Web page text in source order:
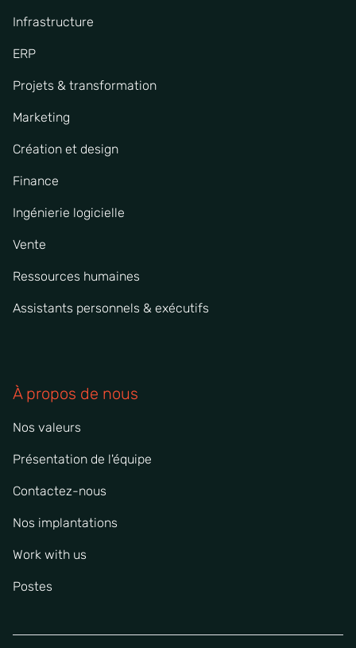
Infrastructure
ERP
Projets & transformation
Marketing
Création et design
Finance
Ingénierie logicielle
Vente
Ressources humaines
Assistants personnels & exécutifs
À propos de nous
Nos valeurs
Présentation de l'équipe
Contactez-nous
Nos implantations
Work with us
Postes